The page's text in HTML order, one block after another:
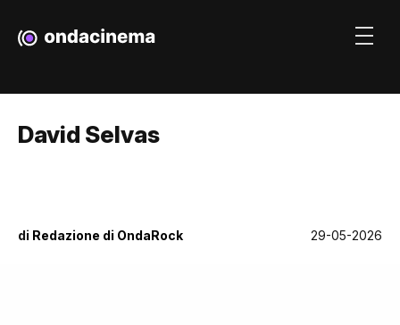
David Selvas
di Redazione di OndaRock 29-05-2026